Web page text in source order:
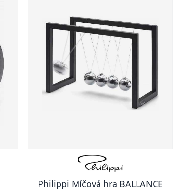
Philippi Míčová hra BALLANCE